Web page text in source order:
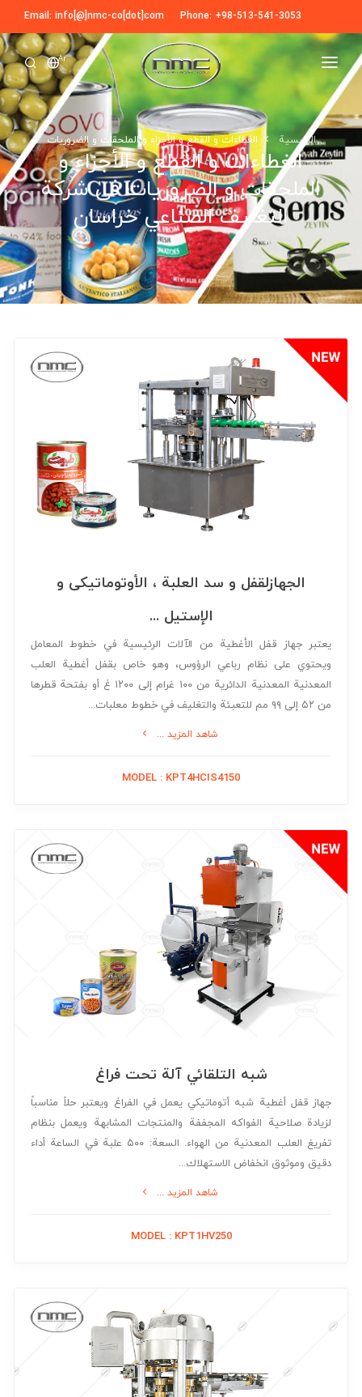
Phone: +98-513-541-3053
Email: info[@]nmc-co[dot]com
Ar
الرئیسیة
عنا
منتجات
التحضیر
الأجهزة لغسل العلبة و الزجاجة
الأجهزة لحذف النفایات و المخلفات
المقشّرات
انواع الدرجات و المفرقات و الفواصل
الأجهزة لغسل المنتج
التخزین و النقل و الإنتقال
السفط والعربات
المطبوخ مسبقا، الطبخ و التغلیظ
فرن الضغط و کوکر و الضروریات
منصات الطبخ و المعادلة و التغلیظ
التغلیف و التعبئة
الغطاءات و القطع و الأجزاء و الملحقات و الضروریات
الحشوات (الحشو)
شرائط أو أشرطة التحکم و التفتیش و التوزین
أنفاق التبرید و التجفیف و المکنسة
الأجهزة للتغلیف و التعبئة النهائیة
خطوط الإنتاج، الصفر حتی المئة
جميع المنتجات
فيديو
عملائنا
الإخبارية
تحميل
الرئیسیة الغطاءات و القطع و الأجزاء و الملحقات و الضروریات
الغطاءات و القطع و الأجزاء و
الملحقات و الضروریات فی شركة
التغليف الصناعي خراسان
الجهازلقفل و سد العلبة ، الأوتوماتیکی و
الإستیل ...
يعتبر جهاز قفل الأغطية من الآلات الرئيسية في خطوط المعامل
ويحتوي على نظام رباعي الرؤوس، وهو خاص بقفل أغطية العلب
المعدنية المعدنية الدائرية من ۱۰۰ غرام إلى ۱۲۰۰ غ أو بفتحة قطرها
من ۵۲ إلى ۹۹ مم للتعبئة والتغليف في خطوط معلبات...
شاهد المزيد ...
MODEL : KPT4HCIS4150
شبه التلقائي آلة تحت فراغ
جهاز قفل أغطية شبه أتوماتيكي يعمل في الفراغ ويعتبر حلاً مناسباً
لزيادة صلاحية الفواكه المجففة والمنتجات المشابهة ويعمل بنظام
تفريغ العلب المعدنية من الهواء. السعة: ۵۰۰ علبة في الساعة أداء
دقيق وموثوق انخفاض الاستهلاك...
شاهد المزيد ...
MODEL : KPT1HV250